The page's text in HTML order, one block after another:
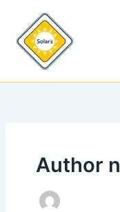
conținut
Author